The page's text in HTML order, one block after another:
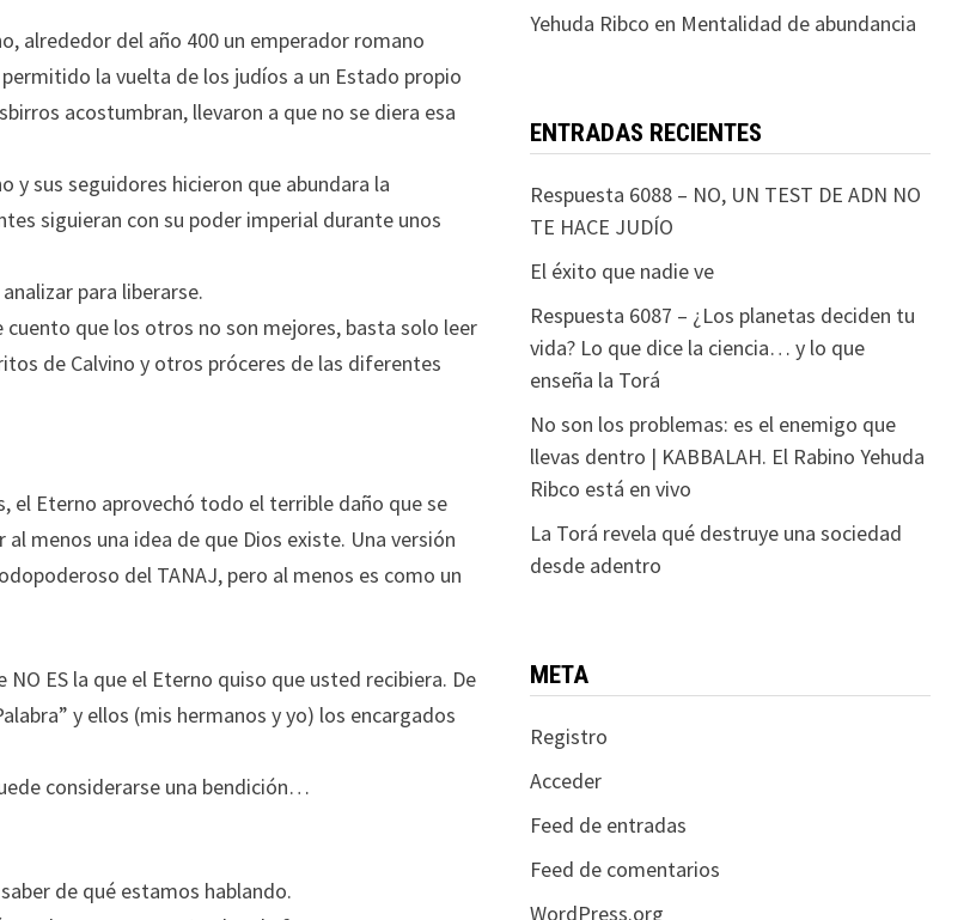
alrededor del año 400 un emperador romano
la vuelta de los judíos a un Estado propio
acostumbran, llevaron a que no se diera esa
y sus seguidores hicieron que abundara la
siguieran con su poder imperial durante unos
para liberarse.
que los otros no son mejores, basta solo leer
de Calvino y otros próceres de las diferentes
el Eterno aprovechó todo el terrible daño que se
menos una idea de que Dios existe. Una versión
del TANAJ, pero al menos es como un
ES la que el Eterno quiso que usted recibiera. De
y ellos (mis hermanos y yo) los encargados
considerarse una bendición…
de qué estamos hablando.
Yehuda Ribco en Mentalidad de abundancia
ENTRADAS RECIENTES
Respuesta 6088 – NO, UN TEST DE ADN NO
TE HACE JUDÍO
El éxito que nadie ve
Respuesta 6087 – ¿Los planetas deciden tu
vida? Lo que dice la ciencia… y lo que
enseña la Torá
No son los problemas: es el enemigo que
llevas dentro | KABBALAH. El Rabino Yehuda
Ribco está en vivo
La Torá revela qué destruye una sociedad
desde adentro
META
Registro
Acceder
Feed de entradas
Feed de comentarios
WordPress.org